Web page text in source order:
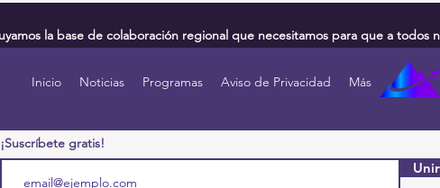
la base de colaboración regional que necesitamos para que a todos
Inicio Noticias Programas Aviso de Privacidad Más
¡Suscríbete gratis!